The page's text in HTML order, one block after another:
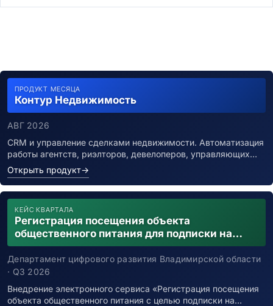
ПРОДУКТ МЕСЯЦА
Контур Недвижимость
АВГ 2026
CRM и управление сделками недвижимости. Автоматизация
работы агентств, риэлторов, девелоперов, управляющих…
Открыть продукт→
КЕЙС КВАРТАЛА
Регистрация посещения объекта
общественного питания для подписки на
уведомления о возможном контакте с
заболевшим новой коронавирусной
инфекцией
Департамент цифрового развития Владимирской области
· Q3 2026
Внедрение электронного сервиса «Регистрация посещения
объекта общественного питания с целью подписки на…